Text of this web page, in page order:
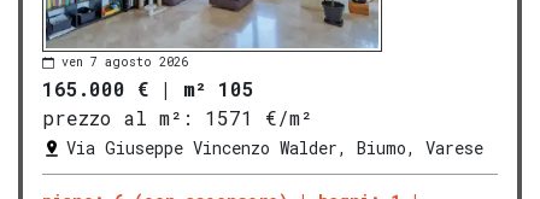
ven 7 agosto 2026
165.000 € | m² 105
prezzo al m²:
1571 €/m²
Via Giuseppe Vincenzo Walder, Biumo, Varese